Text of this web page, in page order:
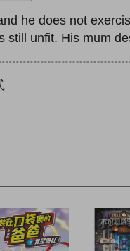
he does not
still unfit. His mum